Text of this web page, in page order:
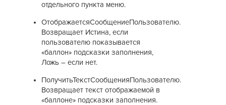
отдельного пункта меню.
ОтображаетсяСообщениеПользователю.
Возвращает Истина, если
пользователю показывается
«баллон» подсказки заполнения,
Ложь – если нет.
ПолучитьТекстСообщенияПользователю.
Возвращает текст отображаемой в
«баллоне» подсказки заполнения.